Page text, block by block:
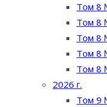
Том 8
Том 8
Том 8
Том 8
Том 8
2026 г.
Том 9